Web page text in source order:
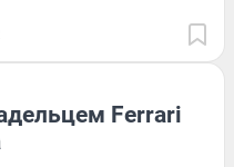
Ferrari